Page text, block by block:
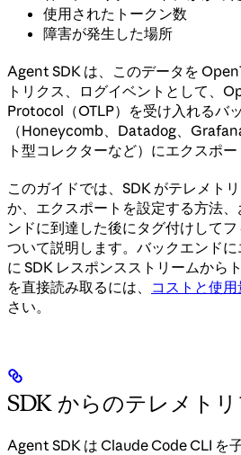
使用されたトークン数
障害が発生した場所
Agent SDK は、このデータを
トリクス、ログイベントとして、
Protocol（OTLP）を受け入れるバ
（Honeycomb、Datadog、
ト型コレクターなど）にエクスポー
このガイドでは、SDK がテレメト
か、エクスポートを設定する方法
ンドに到達した後にタグ付けして
ついて説明します。バックエンド
に SDK レスポンスストリームから
を直接読み取るには、 コストと使
さい。
SDK からのテレメト
Agent SDK は Claude Code CLI を